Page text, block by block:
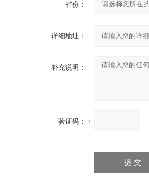
省份：
详细地址：
补充说明：
验证码：